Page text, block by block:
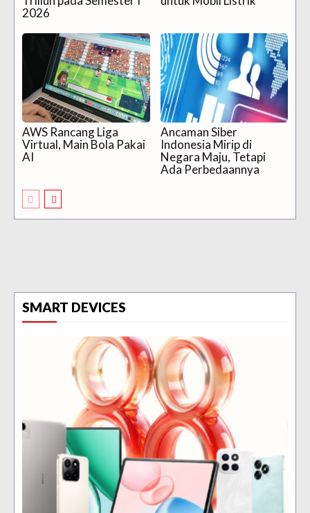
2026
AWS Rancang Liga
Virtual, Main Bola Pakai
AI
Ancaman Siber
Indonesia Mirip di
Negara Maju, Tetapi
Ada Perbedaannya
SMART DEVICES